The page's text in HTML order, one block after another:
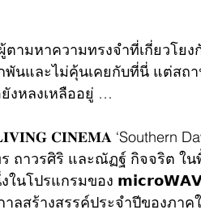
ตามหาความทรงจำที่เกี่ยวโย
พันและไม่คุ้นเคยกับที่นี่ แต่สถ
งหลงเหลืออยู่ …
𝐂𝐈𝐍𝐄𝐌𝐀 ‘Southern
ถาวรศิริ และณัฏฐ์ กิจจริต ใน
ในโปรแกรมของ
าลสร้างสรรค์ประจำปีของภา